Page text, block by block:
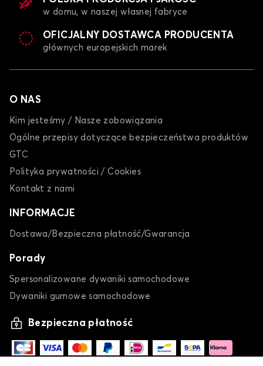
Plandeka na samochód dla BYD DOLPHIN SURF
Plandeka na samochód dla BYD HAN
w domu, w naszej własnej fabryce
OFICJALNY DOSTAWCA PRODUCENTA
głównych europejskich marek
O NAS
Kim jesteśmy / Nasze zobowiązania
Ogólne przepisy dotyczące bezpieczeństwa produktów
GTC
Polityka prywatności / Cookies
Kontakt z nami
INFORMACJE
Dostawa/Bezpieczna płatność/Gwarancja
Porady
Spersonalizowane dywaniki samochodowe
Dywaniki gumowe samochodowe
Bezpieczna płatność